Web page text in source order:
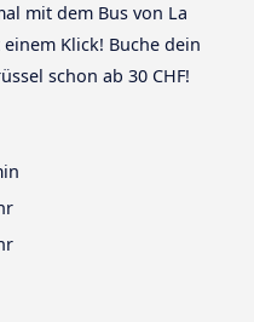
mit dem Bus von La
Klick! Buche dein
schon ab 30 CHF!